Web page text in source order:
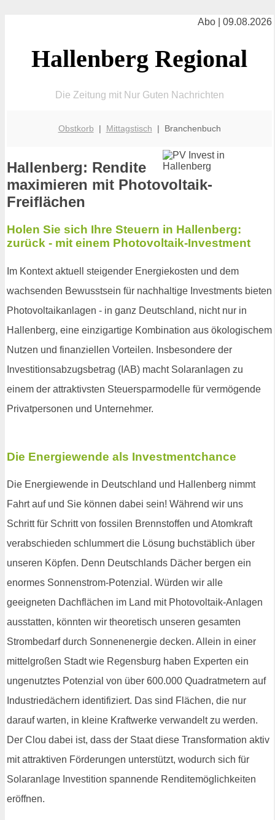
Abo | 09.08.2026
Hallenberg Regional
Die Zeitung mit Nur Guten Nachrichten
Obstkorb | Mittagstisch | Branchenbuch
Hallenberg: Rendite
maximieren mit Photovoltaik-
Freiflächen
Holen Sie sich Ihre Steuern in Hallenberg:
zurück - mit einem Photovoltaik-Investment
Im Kontext aktuell steigender Energiekosten und dem
wachsenden Bewusstsein für nachhaltige Investments bieten
Photovoltaikanlagen - in ganz Deutschland, nicht nur in
Hallenberg, eine einzigartige Kombination aus ökologischem
Nutzen und finanziellen Vorteilen. Insbesondere der
Investitionsabzugsbetrag (IAB) macht Solaranlagen zu
einem der attraktivsten Steuersparmodelle für vermögende
Privatpersonen und Unternehmer.
Die Energiewende als Investmentchance
Die Energiewende in Deutschland und Hallenberg nimmt
Fahrt auf und Sie können dabei sein! Während wir uns
Schritt für Schritt von fossilen Brennstoffen und Atomkraft
verabschieden schlummert die Lösung buchstäblich über
unseren Köpfen. Denn Deutschlands Dächer bergen ein
enormes Sonnenstrom-Potenzial. Würden wir alle
geeigneten Dachflächen im Land mit Photovoltaik-Anlagen
ausstatten, könnten wir theoretisch unseren gesamten
Strombedarf durch Sonnenenergie decken. Allein in einer
mittelgroßen Stadt wie Regensburg haben Experten ein
ungenutztes Potenzial von über 600.000 Quadratmetern auf
Industriedächern identifiziert. Das sind Flächen, die nur
darauf warten, in kleine Kraftwerke verwandelt zu werden.
Der Clou dabei ist, dass der Staat diese Transformation aktiv
mit attraktiven Förderungen unterstützt, wodurch sich für
Solaranlage Investition spannende Renditemöglichkeiten
eröffnen.